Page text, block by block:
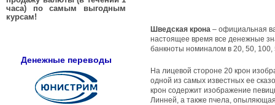
часа) по самым выгодным
курсам!
Денежные переводы
Шведская крона – официальная
настоящее время все денежные
банкноты номиналом в 20, 50, 100,
На лицевой стороне 20 крон
одной из самых известных ее
крон содержит изображение
Линней, а также пчела,